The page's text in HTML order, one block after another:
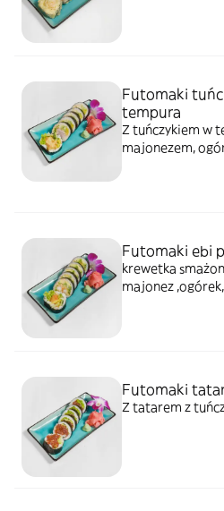
Futomaki
tempura
Z tuńczykiem w
majonezem,
Futomaki ebi
krewetka
majonez
Futomaki
Z tatarem z